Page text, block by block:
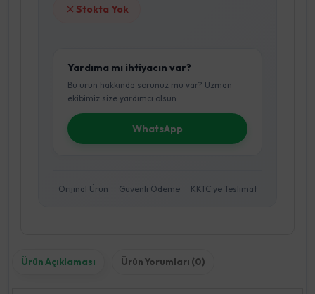
Stokta Yok
Yardıma mı ihtiyacın var?
Bu ürün hakkında sorunuz mu var? Uzman
ekibimiz size yardımcı olsun.
WhatsApp
Orijinal Ürün Güvenli Ödeme KKTC'ye Teslimat
Ürün Açıklaması Ürün Yorumları (0)